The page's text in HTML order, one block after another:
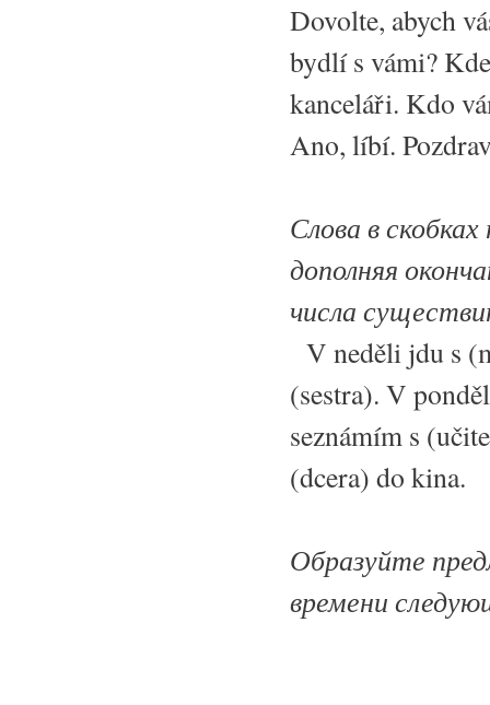
Dovolte, abych
bydlí s vámi?
kanceláři. Kdo
Ano, líbí.
Слова в
дополняя
числа
V neděli jdu s
(sestra). V
seznámím s
(dcera) do kina.
Образуйте
времени